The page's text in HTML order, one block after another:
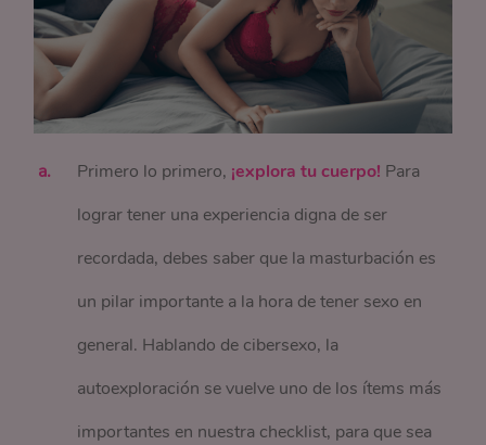
Primero lo primero, ¡explora tu cuerpo! Para
lograr tener una experiencia digna de ser
recordada, debes saber que la masturbación es
un pilar importante a la hora de tener sexo en
general. Hablando de cibersexo, la
autoexploración se vuelve uno de los ítems más
importantes en nuestra checklist, para que sea